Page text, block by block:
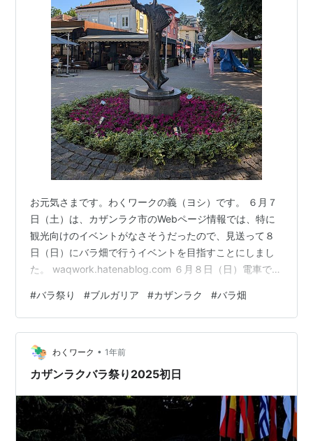
お元気さまです。わくワークの義（ヨシ）です。 ６月７
日（土）は、カザンラク市のWebページ情報では、特に
観光向けのイベントがなさそうだったので、見送って８
日（日）にバラ畑で行うイベントを目指すことにしまし
た。 waqwork.hatenablog.com ６月８日（日）電車でカ
ロヴォで乗り換えで、2人で11.40BGN（986円）でし
た。 金曜日の夜に乗った電車より少し安いのは謎です。
時間帯で料金が変わるシステムかもしれません。 電車だ
と乗り換え時間も含めて１時間ぐらいかかるので、スタ
ラ・ザゴラとカザンラクの区間は、バスの方が早くて少
#バラ祭り #ブルガリア #カザンラク #バラ畑
わくワーク • 1年前
カザンラクバラ祭り2025初日